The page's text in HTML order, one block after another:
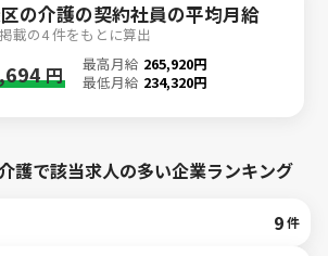
の介護の契約社員の平均月給
載の4 件をもとに算出
円 最高月給 265,920円
最低月給 234,320円
護で該当求人の多い企業ランキング
9件